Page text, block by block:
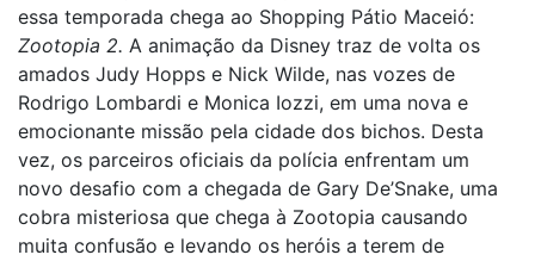
essa temporada chega ao Shopping Pátio Maceió:
Zootopia 2. A animação da Disney traz de volta os
amados Judy Hopps e Nick Wilde, nas vozes de
Rodrigo Lombardi e Monica Iozzi, em uma nova e
emocionante missão pela cidade dos bichos. Desta
vez, os parceiros oficiais da polícia enfrentam um
novo desafio com a chegada de Gary De’Snake, uma
cobra misteriosa que chega à Zootopia causando
muita confusão e levando os heróis a terem de